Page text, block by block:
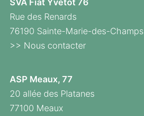
SVA Fiat Yvetot 76
Rue des Renards
76190 Sainte-Marie-des-Champs
>> Nous contacter
ASP Meaux, 77
20 allée des Platanes
77100 Meaux